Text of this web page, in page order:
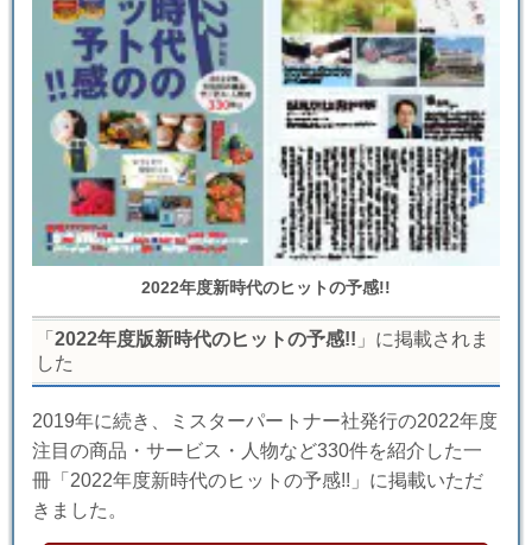
2022年度新時代のヒットの予感!!
「 2022年度版新時代のヒットの予感!! 」に掲載されま
した
2019年に続き、ミスターパートナー社発行の2022年度
注目の商品・サービス・人物など330件を紹介した一
冊「2022年度新時代のヒットの予感!!」に掲載いただ
きました。